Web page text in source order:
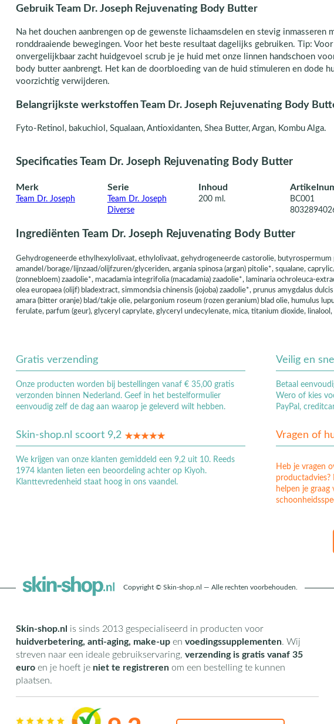
Gebruik Team Dr. Joseph Rejuvenating Body Butter
Na het douchen aanbrengen op de gewenste lichaamsdelen en stevig inmasseren
ronddraaiende bewegingen. Voor het beste resultaat dagelijks gebruiken. Tip:
onvergelijkbaar zacht huidgevoel scrub je je huid met onze linnen handschoen
body butter aanbrengt. Het kan de doorbloeding van de huid stimuleren en dode
voorzichtig verwijderen.
Belangrijkste werkstoffen Team Dr. Joseph Rejuvenating Body
Fyto-Retinol, bakuchiol, Squalaan, Antioxidanten, Shea Butter, Argan, Kombu Alga.
Specificaties Team Dr. Joseph Rejuvenating Body Butter
Merk
Team Dr. Joseph
Serie
Team Dr. Joseph
Diverse
Inhoud
200 ml.
BC001
Ingrediënten Team Dr. Joseph Rejuvenating Body Butter
Gehydrogeneerde ethylhexylolivaat, ethylolivaat, gehydrogeneerde castorolie, butyrospermum
amandel/borage/lijnzaad/olijfzuren/glyceriden, argania spinosa (argan) pitolie*, squalane,
(zonnebloem) zaadolie*, macadamia integrifolia (macadamia) zaadolie*, laminaria ochroleuca-
olea europaea (olijf) bladextract, simmondsia chinensis (jojoba) zaadolie*, prunus amygdalus
amara (bitter oranje) blad/takje olie, pelargonium roseum (rozen geranium) blad olie, humulus
ferulate, parfum (geur), glyceryl caprylate, glyceryl undecylenate, mica, titanium dioxide,
Gratis verzending
Onze producten worden bij bestellingen vanaf € 35,00 gratis
verzonden binnen Nederland. Geef in het bestelformulier
eenvoudig zelf de dag aan waarop je geleverd wilt hebben.
Veilig en
Betaal
Wero of kies
PayPal,
Skin-shop.nl scoort 9,2
We krijgen van onze klanten gemiddeld een 9,2 uit 10. Reeds
1974 klanten lieten een beoordeling achter op Kiyoh.
Klanttevredenheid staat hoog in ons vaandel.
Vragen of
Heb je vragen
productadvies?
helpen je graag
Copyright © Skin-shop.nl — Alle rechten voorbehouden.
Skin-shop.nl is sinds 2013 gespecialiseerd in producten voor
huidverbetering, anti-aging, make-upen voedingssupplementen. Wij
streven naar een ideale gebruikservaring, verzending is gratis vanaf 35
euroen je hoeft je niet te registrerenom een bestelling te kunnen
plaatsen.